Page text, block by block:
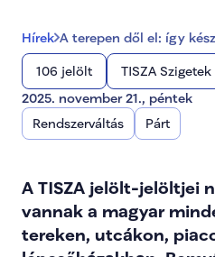
Hírek A terepen dől el: így
jelölt-jelöltjei a
fordulójára
106 jelölt
TISZA Szigetek
2025. november 21., péntek
Rendszerváltás
Párt
A TISZA jelölt-jelöltjei
vannak a magyar
tereken, utcákon,